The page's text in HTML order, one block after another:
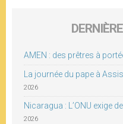
AMEN : des prêtres à
La journée du pape à
2026
Nicaragua : L’ONU exige
2026